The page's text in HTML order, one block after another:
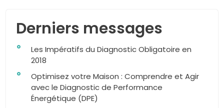
Derniers messages
Les Impératifs du Diagnostic Obligatoire en
2018
Optimisez votre Maison : Comprendre et Agir
avec le Diagnostic de Performance
Énergétique (DPE)